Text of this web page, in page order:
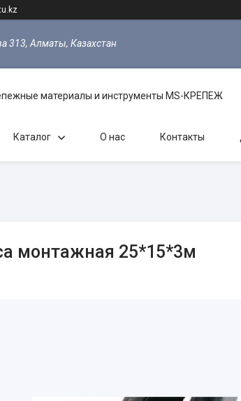
313, Алматы, Казахстан
материалы и инструменты MS-КРЕПЕЖ
Каталог О нас Контакты
монтажная 25*15*3м